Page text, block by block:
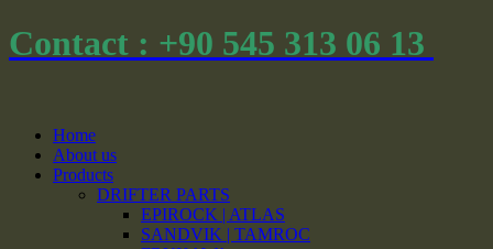
Contact : +90 545 313 06 13
Home
About us
Products
DRIFTER PARTS
EPIROCK | ATLAS
SANDVIK | TAMROC